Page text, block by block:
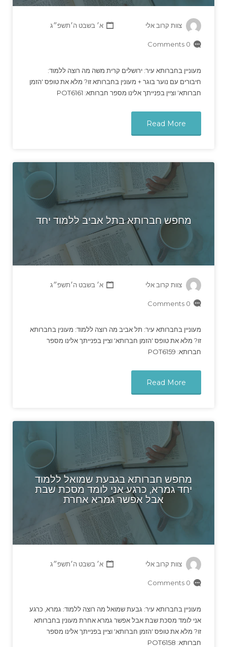
צוות קרוב אלי א׳ בשבט ה׳תשפ״ג
0 Comments
מעוניין בחברותא עיר: ירושלים קרית משה מה רוצה ללמוד:
חיבורים עם נוער בוגר + מעונין בחברותא זו? מלא את טופס 'הזמן
חברותא' וציין בפנייתך אלינו מספר חברותא: POT6161
Read More
מחפש חברותא בתל אביב ללמוד יחד
צוות קרוב אלי א׳ בשבט ה׳תשפ״ג
0 Comments
מעוניין בחברותא עיר: תל אביב מה רוצה ללמוד: מעונין בחברותא
זו? מלא את טופס 'הזמן חברותא' וציין בפנייתך אלינו מספר
חברותא: POT6159
Read More
מחפש חברותא בגבעת שמואל ללמוד
יחד גמרא, כרגע אני לומד מסכת שבת
אבל אפשר גמרא אחרת
צוות קרוב אלי א׳ בשבט ה׳תשפ״ג
0 Comments
מעוניין בחברותא עיר: גבעת שמואל מה רוצה ללמוד: גמרא, כרגע
אני לומד מסכת שבת אבל אפשר גמרא אחרת מעונין בחברותא
זו? מלא את טופס 'הזמן חברותא' וציין בפנייתך אלינו מספר
חברותא: POT6158